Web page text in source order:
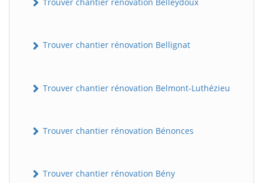
Trouver chantier rénovation Bellignat
Trouver chantier rénovation Belmont-Luthézieu
Trouver chantier rénovation Bénonces
Trouver chantier rénovation Bény